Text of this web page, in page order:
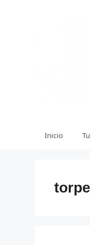
Inicio